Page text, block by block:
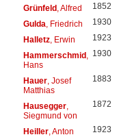
Grünfeld, Alfred 1852
Gulda , Friedrich 1930
Halletz, Erwin 1923
Hammerschmid,
Hans
1930
Hauer, Josef
Matthias
1883
Hausegger,
Siegmund von
1872
Heiller, Anton 1923